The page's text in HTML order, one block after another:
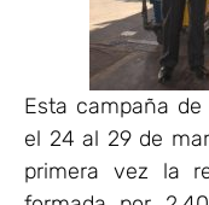
Esta campaña
el 24 al 29 de
primera vez la